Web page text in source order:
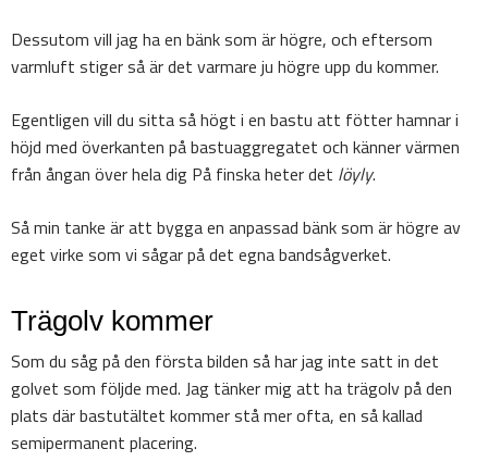
Dessutom vill jag ha en bänk som är högre, och eftersom
varmluft stiger så är det varmare ju högre upp du kommer.
Egentligen vill du sitta så högt i en bastu att fötter hamnar i
höjd med överkanten på bastuaggregatet och känner värmen
från ångan över hela dig På finska heter det löyly.
Så min tanke är att bygga en anpassad bänk som är högre av
eget virke som vi sågar på det egna bandsågverket.
Trägolv kommer
Som du såg på den första bilden så har jag inte satt in det
golvet som följde med. Jag tänker mig att ha trägolv på den
plats där bastutältet kommer stå mer ofta, en så kallad
semipermanent placering.